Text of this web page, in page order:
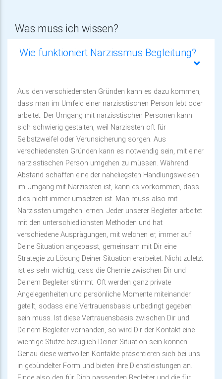
Was muss ich wissen?
Wie funktioniert Narzissmus Begleitung?
Aus den verschiedensten Gründen kann es dazu kommen,
dass man im Umfeld einer narzisstischen Person lebt oder
arbeitet. Der Umgang mit narzisstischen Personen kann
sich schwierig gestalten, weil Narzissten oft für
Selbstzweifel oder Verunsicherung sorgen. Aus
verschiedensten Gründen kann es notwendig sein, mit einer
narzisstischen Person umgehen zu müssen. Während
Abstand schaffen eine der naheliegsten Handlungsweisen
im Umgang mit Narzissten ist, kann es vorkommen, dass
dies nicht immer umsetzen ist. Man muss also mit
Narzissten umgehen lernen. Jeder unserer Begleiter arbeitet
mit den unterschiedlichsten Methoden und hat
verschiedene Ausprägungen, mit welchen er, immer auf
Deine Situation angepasst, gemeinsam mit Dir eine
Strategie zu Lösung Deiner Situation erarbeitet. Nicht zuletzt
ist es sehr wichtig, dass die Chemie zwischen Dir und
Deinem Begleiter stimmt. Oft werden ganz private
Angelegenheiten und persönliche Momente miteinander
geteilt, sodass eine Vertrauensbasis unbedingt gegeben
sein muss. Ist diese Vertrauensbasis zwischen Dir und
Deinem Begleiter vorhanden, so wird Dir der Kontakt eine
wichtige Stütze bezüglich Deiner Situation sein können.
Genau diese wertvollen Kontakte präsentieren sich bei uns
in gebündelter Form und bieten ihre Dienstleistungen an.